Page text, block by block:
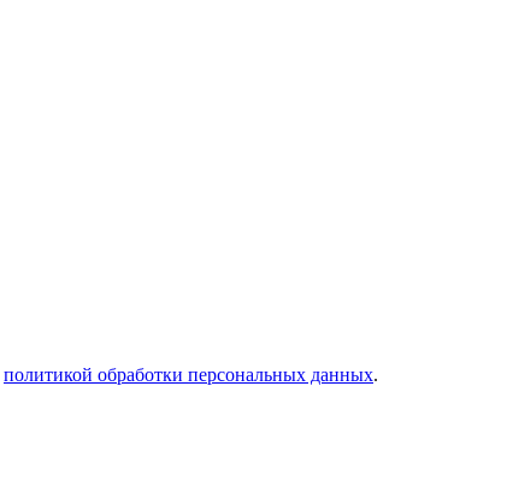
политикой обработки персональных данных.